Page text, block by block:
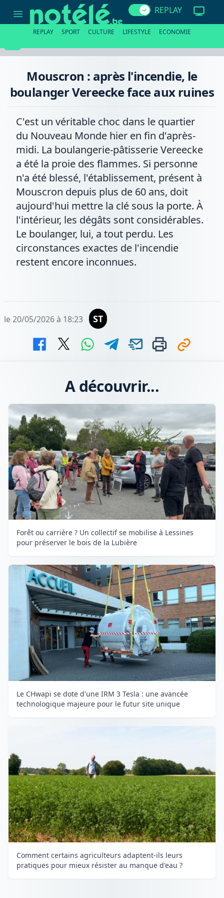
après
Vereecke
REPLAY
REPLAY SPORT CULTURE LIFESTYLE ECONOMIE
Mouscron : après l'incendie, le
boulanger Vereecke face aux ruines
C'est un véritable choc dans le quartier
du Nouveau Monde hier en fin d'après-
midi. La boulangerie-pâtisserie Vereecke
a été la proie des flammes. Si personne
n'a été blessé, l'établissement, présent à
Mouscron depuis plus de 60 ans, doit
aujourd'hui mettre la clé sous la porte. À
l'intérieur, les dégâts sont considérables.
Le boulanger, lui, a tout perdu. Les
circonstances exactes de l'incendie
restent encore inconnues.
le 20/05/2026 à 18:23 ST
A découvrir...
Forêt ou carrière ? Un collectif se mobilise à Lessines
pour préserver le bois de la Lubière
Le CHwapi se dote d'une IRM 3 Tesla : une avancée
technologique majeure pour le futur site unique
Comment certains agriculteurs adaptent-ils leurs
pratiques pour mieux résister au manque d'eau ?